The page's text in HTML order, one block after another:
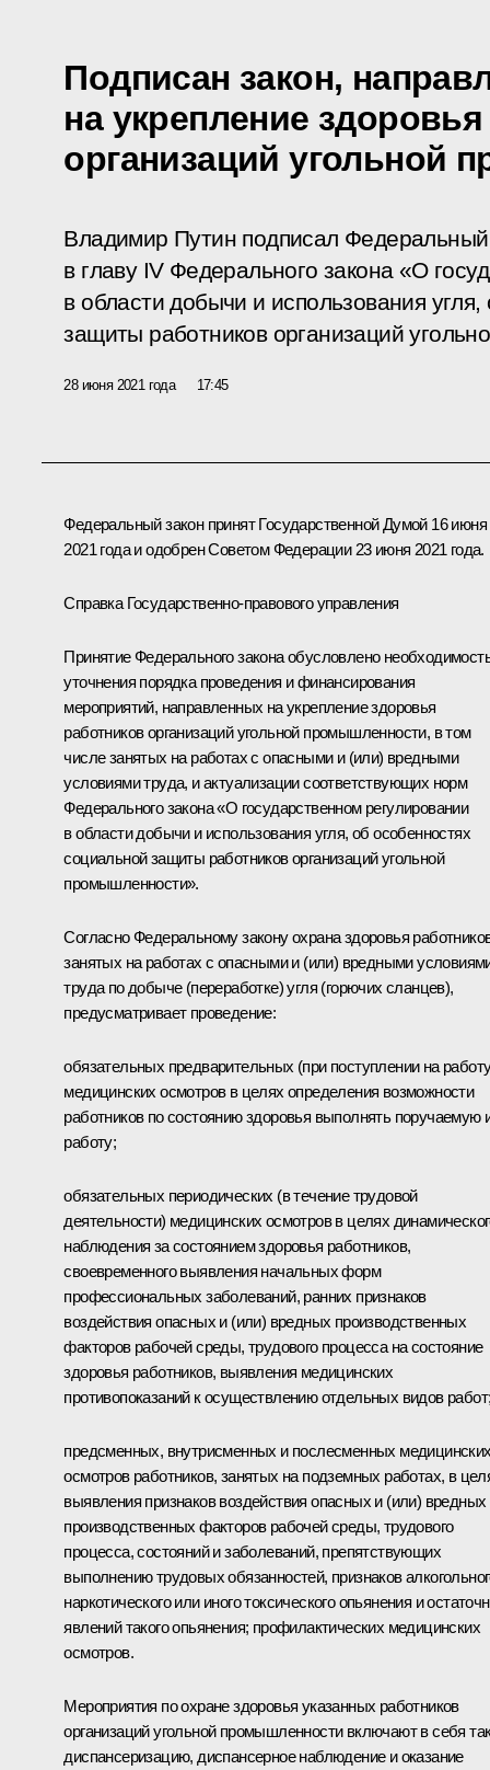
Подписан закон,
на укрепление
организаций угольной
Владимир Путин подписал
в главу IV Федерального закона «О
в области добычи и использования
защиты работников организаций
28 июня 2021 года 17:45
Федеральный закон принят Государственной Думой 16 июня
2021 года и одобрен Советом Федерации 23 июня 2021 года.
Справка Государственно-правового управления
Принятие Федерального закона обусловлено
уточнения порядка проведения и финансирования
мероприятий, направленных на укрепление здоровья
работников организаций угольной промышленности, в том
числе занятых на работах с опасными и (или) вредными
условиями труда, и актуализации соответствующих норм
Федерального закона «О государственном регулировании
в области добычи и использования угля, об особенностях
социальной защиты работников организаций угольной
промышленности».
Согласно Федеральному закону охрана здоровья
занятых на работах с опасными и (или) вредными
труда по добыче (переработке) угля (горючих сланцев),
предусматривает проведение:
обязательных предварительных (при поступлении на
медицинских осмотров в целях определения возможности
работников по состоянию здоровья выполнять поручаемую
работу;
обязательных периодических (в течение трудовой
деятельности) медицинских осмотров в целях
наблюдения за состоянием здоровья работников,
своевременного выявления начальных форм
профессиональных заболеваний, ранних признаков
воздействия опасных и (или) вредных производственных
факторов рабочей среды, трудового процесса на состояние
здоровья работников, выявления медицинских
противопоказаний к осуществлению отдельных видов
предсменных, внутрисменных и послесменных
осмотров работников, занятых на подземных работах, в
выявления признаков воздействия опасных и (или) вредных
производственных факторов рабочей среды, трудового
процесса, состояний и заболеваний, препятствующих
выполнению трудовых обязанностей, признаков
наркотического или иного токсического опьянения и
явлений такого опьянения; профилактических медицинских
осмотров.
Мероприятия по охране здоровья указанных работников
организаций угольной промышленности включают в себя
диспансеризацию, диспансерное наблюдение и оказание